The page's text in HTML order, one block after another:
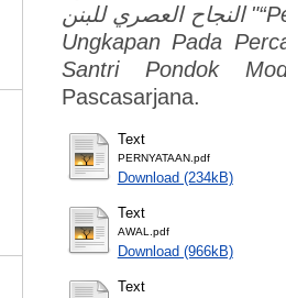
النجاح العصري للبنن "“Perubahan Makna Sebagian Kata Dan
Ungkapan Pada
Santri Pondok
Pascasarjana.
Text
PERNYATAAN.pdf
Download (234kB)
Text
AWAL.pdf
Download (966kB)
Text